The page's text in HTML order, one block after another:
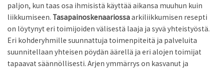
paljon, kun taas osa ihmisistä käyttää aikansa muuhun kuin
liikkumiseen. Tasapainoskenaariossaarkiliikkumisen resepti
on löytynyt eri toimijoiden välisestä laaja ja syvä yhteistyöstä.
Eri kohderyhmille suunnattuja toimenpiteitä ja palveluita
suunnitellaan yhteisen pöydän äärellä ja eri alojen toimijat
tapaavat säännöllisesti. Arjen ymmärrys on kasvanut ja